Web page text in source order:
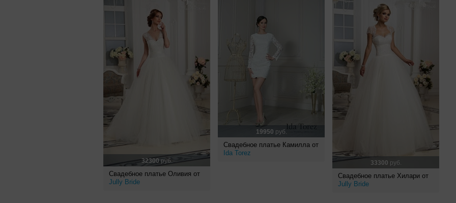
32300 руб.
Свадебное платье Оливия от
Jully Bride
19950 руб.
Свадебное платье Камилла от
Ida Torez
33300 руб.
Свадебное платье Хилари от
Jully Bride